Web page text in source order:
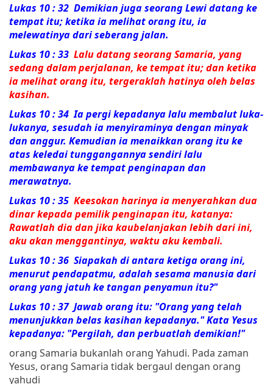
Lukas 10 : 32 Demikian juga seorang Lewi datang ke
tempat itu; ketika ia melihat orang itu, ia
melewatinya dari seberang jalan.
Lukas 10 : 33 Lalu datang seorang Samaria, yang
sedang dalam perjalanan, ke tempat itu; dan ketika
ia melihat orang itu, tergeraklah hatinya oleh belas
kasihan.
Lukas 10 : 34Ia pergi kepadanya lalu membalut luka-
lukanya, sesudah ia menyiraminya dengan minyak
dan anggur. Kemudian ia menaikkan orang itu ke
atas keledai tunggangannya sendiri lalu
membawanya ke tempat penginapan dan
merawatnya.
Lukas 10 : 35 Keesokan harinya ia menyerahkan dua
dinar kepada pemilik penginapan itu, katanya:
Rawatlah dia dan jika kaubelanjakan lebih dari ini,
aku akan menggantinya, waktu aku kembali.
Lukas 10 : 36 Siapakah di antara ketiga orang ini,
menurut pendapatmu, adalah sesama manusia dari
orang yang jatuh ke tangan penyamun itu?"
Lukas 10 : 37 Jawab orang itu: "Orang yang telah
menunjukkan belas kasihan kepadanya." Kata Yesus
kepadanya: "Pergilah, dan perbuatlah demikian!"
orang Samaria bukanlah orang Yahudi. Pada zaman
Yesus, orang Samaria tidak bergaul dengan orang
yahudi